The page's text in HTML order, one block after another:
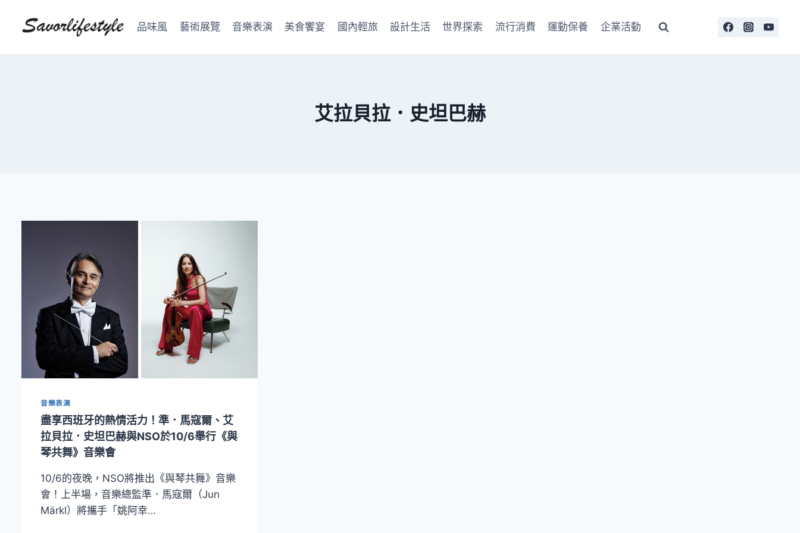
品味風 藝術展覽 音樂表演 美食饗宴 國內輕旅 設計生活 世界探索 流行消費 運動保養 企業活動
艾拉貝拉．史坦巴赫
音樂表演
盡享西班牙的熱情活力！準．馬寇爾、艾
拉貝拉．史坦巴赫與NSO於10/6舉行《與
琴共舞》音樂會
10/6的夜晚，NSO將推出《與琴共舞》音樂
會！上半場，音樂總監準．馬寇爾（Jun
Märkl）將攜手「姚阿幸…